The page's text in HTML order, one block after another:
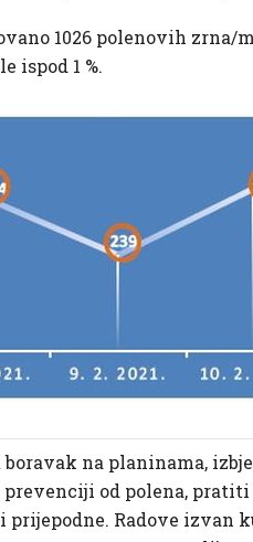
1026 polenovih zrna/m
ispod 1 %.
boravak na planinama,
prevenciji od polena,
prijepodne. Radove